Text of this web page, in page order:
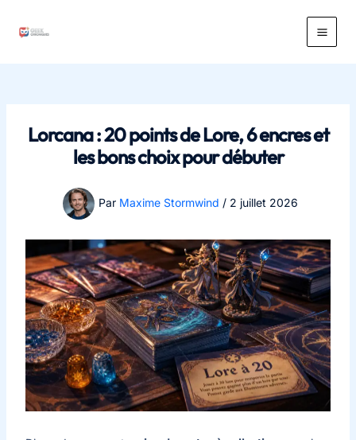
Main
Lorcana : 20 points de Lore, 6 encres et
les bons choix pour débuter
Par Maxime Stormwind / 2 juillet 2026